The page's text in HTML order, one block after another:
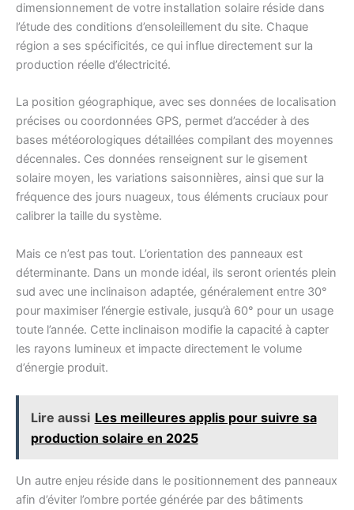
dimensionnement de votre installation solaire réside dans
l’étude des conditions d’ensoleillement du site. Chaque
région a ses spécificités, ce qui influe directement sur la
production réelle d’électricité.
La position géographique, avec ses données de localisation
précises ou coordonnées GPS, permet d’accéder à des
bases météorologiques détaillées compilant des moyennes
décennales. Ces données renseignent sur le gisement
solaire moyen, les variations saisonnières, ainsi que sur la
fréquence des jours nuageux, tous éléments cruciaux pour
calibrer la taille du système.
Mais ce n’est pas tout. L’orientation des panneaux est
déterminante. Dans un monde idéal, ils seront orientés plein
sud avec une inclinaison adaptée, généralement entre 30°
pour maximiser l’énergie estivale, jusqu’à 60° pour un usage
toute l’année. Cette inclinaison modifie la capacité à capter
les rayons lumineux et impacte directement le volume
d’énergie produit.
Lire aussi Les meilleures applis pour suivre sa
production solaire en 2025
Un autre enjeu réside dans le positionnement des panneaux
afin d’éviter l’ombre portée générée par des bâtiments